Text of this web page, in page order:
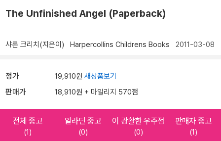
The Unfinished Angel (Paperback)
샤론 크리치(지은이) Harpercollins Childrens Books 2011-03-08
정가 19,910원 새상품보기
판매가 18,910원 + 마일리지 570점
전체 중고
(1)
알라딘 중고
(0)
이 광활한 우주점
(0)
판매자 중고
(1)